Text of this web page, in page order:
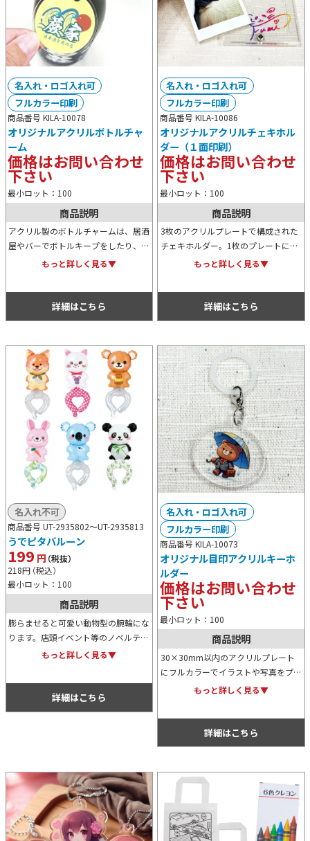
商品番号 KILA-10078
オリジナルアクリルボトルチャ
ーム
価格はお問い合わせ
下さい
最小ロット：100
名入れ・ロゴ入れ可
フルカラー印刷
商品説明
アクリル製のボトルチャームは、居酒
屋やバーでボトルキープをしたり、職
場・学校・冷蔵庫に私物を置く際に目
品からノベルティまで幅広く使えま
もっと詳しく見る▼
詳細はこちら
商品番号 KILA-10086
オリジナルアクリルチェキホル
ダー（１面印刷）
価格はお問い合わせ
下さい
最小ロット：100
名入れ・ロゴ入れ可
フルカラー印刷
商品説明
3枚のアクリルプレートで構成された
チェキホルダー。1枚のプレートにオ
リジナルのイラストや文字などをフル
しのチェキをアクセサリーとして持ち
もっと詳しく見る▼
詳細はこちら
商品番号 UT-2935802～UT-2935813
うでピタバルーン
199 円（税抜）
218円（税込）
最小ロット：100
名入れ不可
商品説明
膨らませると可愛い動物型の腕輪にな
ります。店頭イベント等のノベルティ
に人気がある商品です。ストローやポ
れ、腕輪部分は前後に曲げることがで
もっと詳しく見る▼
詳細はこちら
商品番号 KILA-10073
オリジナル目印アクリルキーホ
ルダー
価格はお問い合わせ
下さい
最小ロット：100
名入れ・ロゴ入れ可
フルカラー印刷
商品説明
30×30mm以内のアクリルプレート
にフルカラーでイラストや写真をプリ
ントしたアンブレラマーカーを傘の持
もっと詳しく見る▼
詳細はこちら